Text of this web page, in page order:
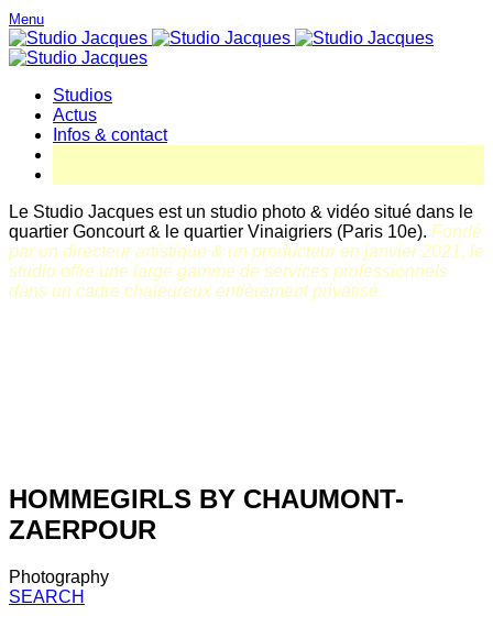
Menu
Studios
Actus
Infos & contact
Le Studio Jacques est un studio photo & vidéo situé dans le
quartier Goncourt & le quartier Vinaigriers (Paris 10e). Fondé
par un directeur artistique & un producteur en janvier 2021, le
studio offre une large gamme de services professionnels
dans un cadre chaleureux entièrement privatisé.
HOMMEGIRLS BY CHAUMONT-
ZAERPOUR
Photography
SEARCH